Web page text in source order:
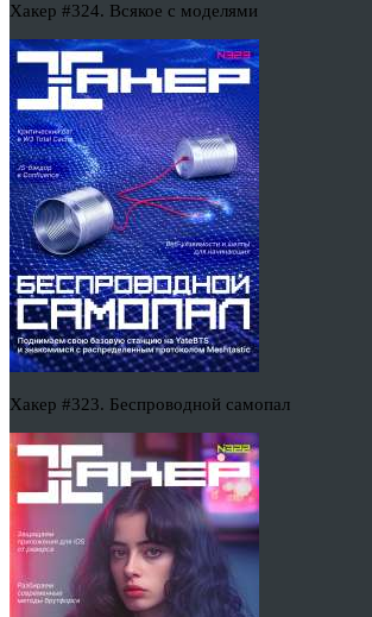
Хакер #324. Всякое с моделями
Хакер #323. Беспроводной самопал